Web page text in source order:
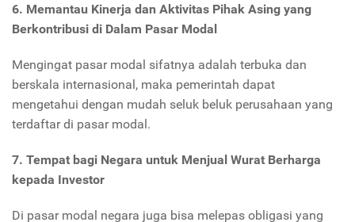
6. Memantau Kinerja dan Aktivitas Pihak Asing yang
Berkontribusi di Dalam Pasar Modal
Mengingat pasar modal sifatnya adalah terbuka dan
berskala internasional, maka pemerintah dapat
mengetahui dengan mudah seluk beluk perusahaan yang
terdaftar di pasar modal.
7. Tempat bagi Negara untuk Menjual Wurat Berharga
kepada Investor
Di pasar modal negara juga bisa melepas obligasi yang